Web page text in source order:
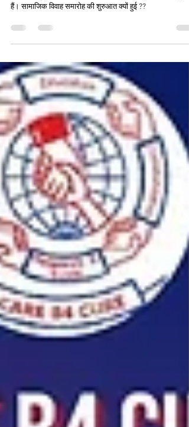
हो गए हैं।
हैं। सामाजिक विवाह समारोह की शुरुआत क्यों हुई ??